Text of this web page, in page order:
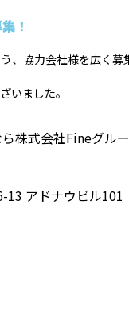
！
、協力会社様を広く
いました。
株式会社Fineグル
13 アドナウビル101